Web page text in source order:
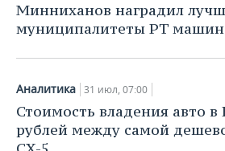
ВОДНЫЕ ВИДЫ СПОРТА
ХОККЕЙ С МЯЧОМ
ОБРАЗОВАНИЕ
ПРОИСШЕСТВИЯ
Минниханов наградил
муниципалитеты РТ
Аналитика 31 июл, 07:00
Стоимость владения авто в
рублей между самой